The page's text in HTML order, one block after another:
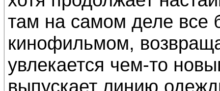
там на самом деле все
кинофильмом,
увлекается чем-то
выпускает линию